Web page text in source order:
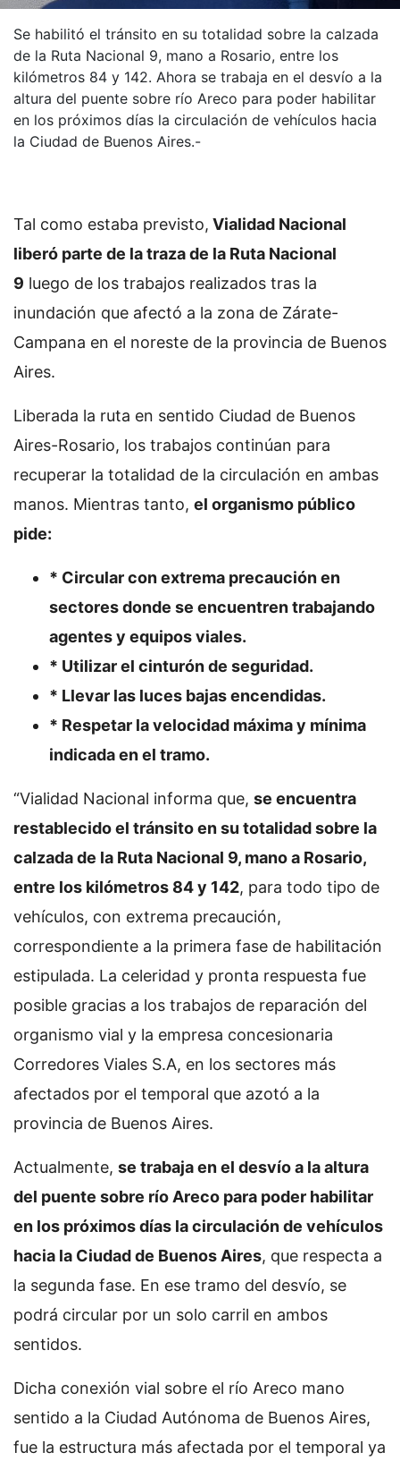
Se habilitó el tránsito en su totalidad sobre la calzada
de la Ruta Nacional 9, mano a Rosario, entre los
kilómetros 84 y 142. Ahora se trabaja en el desvío a la
altura del puente sobre río Areco para poder habilitar
en los próximos días la circulación de vehículos hacia
la Ciudad de Buenos Aires.-
Tal como estaba previsto, Vialidad Nacional
liberó parte de la traza de la Ruta Nacional
9 luego de los trabajos realizados tras la
inundación que afectó a la zona de Zárate-
Campana en el noreste de la provincia de Buenos
Aires.
Liberada la ruta en sentido Ciudad de Buenos
Aires-Rosario, los trabajos continúan para
recuperar la totalidad de la circulación en ambas
manos. Mientras tanto, el organismo público
pide:
* Circular con extrema precaución en
sectores donde se encuentren trabajando
agentes y equipos viales.
* Utilizar el cinturón de seguridad.
* Llevar las luces bajas encendidas.
* Respetar la velocidad máxima y mínima
indicada en el tramo.
“Vialidad Nacional informa que, se encuentra
restablecido el tránsito en su totalidad sobre la
calzada de la Ruta Nacional 9, mano a Rosario,
entre los kilómetros 84 y 142, para todo tipo de
vehículos, con extrema precaución,
correspondiente a la primera fase de habilitación
estipulada. La celeridad y pronta respuesta fue
posible gracias a los trabajos de reparación del
organismo vial y la empresa concesionaria
Corredores Viales S.A, en los sectores más
afectados por el temporal que azotó a la
provincia de Buenos Aires.
Actualmente, se trabaja en el desvío a la altura
del puente sobre río Areco para poder habilitar
en los próximos días la circulación de vehículos
hacia la Ciudad de Buenos Aires, que respecta a
la segunda fase. En ese tramo del desvío, se
podrá circular por un solo carril en ambos
sentidos.
Dicha conexión vial sobre el río Areco mano
sentido a la Ciudad Autónoma de Buenos Aires,
fue la estructura más afectada por el temporal ya